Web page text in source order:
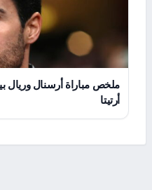
ملخص مباراة أرسنال
أرتيتا